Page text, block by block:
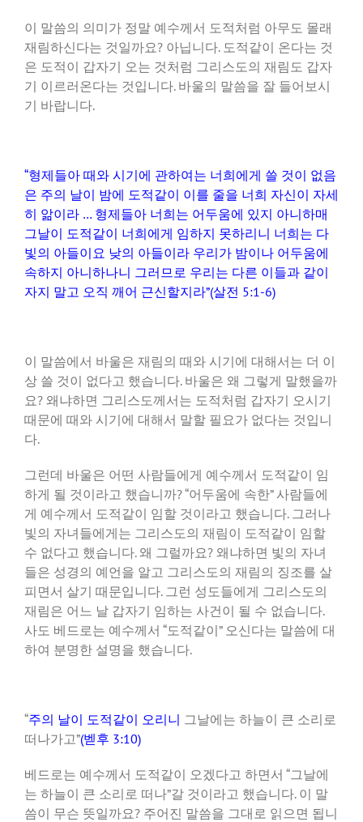
이 말씀의 의미가 정말 예수께서 도적처럼 아무도 몰래
재림하신다는 것일까요? 아닙니다. 도적같이 온다는 것
은 도적이 갑자기 오는 것처럼 그리스도의 재림도 갑자
기 이르러온다는 것입니다. 바울의 말씀을 잘 들어보시
기 바랍니다.
“형제들아 때와 시기에 관하여는 너희에게 쓸 것이 없음
은 주의 날이 밤에 도적같이 이를 줄을 너희 자신이 자세
히 앎이라 … 형제들아 너희는 어두움에 있지 아니하매
그날이 도적같이 너희에게 임하지 못하리니 너희는 다
빛의 아들이요 낮의 아들이라 우리가 밤이나 어두움에
속하지 아니하나니 그러므로 우리는 다른 이들과 같이
자지 말고 오직 깨어 근신할지라”(살전 5:1-6)
이 말씀에서 바울은 재림의 때와 시기에 대해서는 더 이
상 쓸 것이 없다고 했습니다. 바울은 왜 그렇게 말했을까
요? 왜냐하면 그리스도께서는 도적처럼 갑자기 오시기
때문에 때와 시기에 대해서 말할 필요가 없다는 것입니
다.
그런데 바울은 어떤 사람들에게 예수께서 도적같이 임
하게 될 것이라고 했습니까? “어두움에 속한” 사람들에
게 예수께서 도적같이 임할 것이라고 했습니다. 그러나
빛의 자녀들에게는 그리스도의 재림이 도적같이 임할
수 없다고 했습니다. 왜 그럴까요? 왜냐하면 빛의 자녀
들은 성경의 예언을 알고 그리스도의 재림의 징조를 살
피면서 살기 때문입니다. 그런 성도들에게 그리스도의
재림은 어느 날 갑자기 임하는 사건이 될 수 없습니다.
사도 베드로는 예수께서 “도적같이” 오신다는 말씀에 대
하여 분명한 설명을 했습니다.
“주의 날이 도적같이 오리니 그날에는 하늘이 큰 소리로
떠나가고”(벧후 3:10)
베드로는 예수께서 도적같이 오겠다고 하면서 “그날에
는 하늘이 큰 소리로 떠나”갈 것이라고 했습니다. 이 말
씀이 무슨 뜻일까요? 주어진 말씀을 그대로 읽으면 됩니